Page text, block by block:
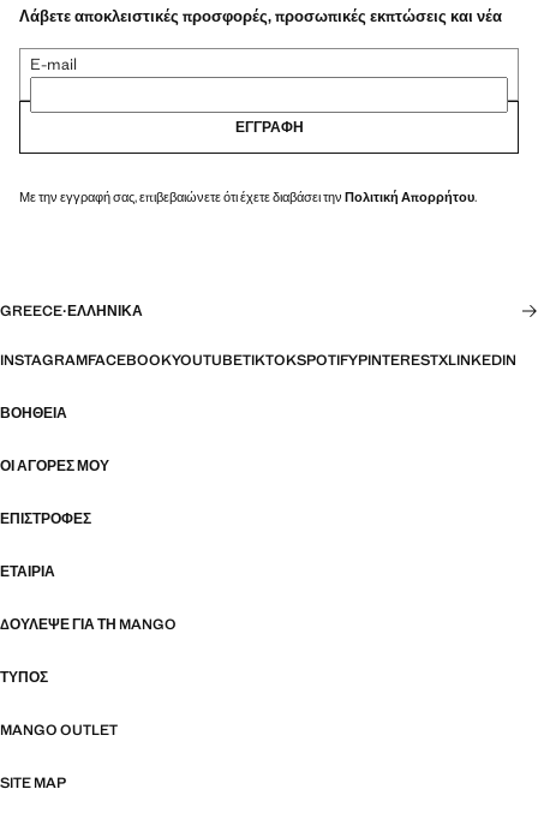
Λάβετε αποκλειστικές προσφορές, προσωπικές εκπτώσεις και νέα
E-mail
ΕΓΓΡΑΦΉ
Με την εγγραφή σας, επιβεβαιώνετε ότι έχετε διαβάσει την Πολιτική Απορρήτου.
GREECE·ΕΛΛΗΝΙΚΆ
INSTAGRAMFACEBOOKYOUTUBETIKTOKSPOTIFYPINTERESTXLINKEDIN
ΒΟΉΘΕΙΑ
ΟΙ ΑΓΟΡΈΣ ΜΟΥ
ΕΠΙΣΤΡΟΦΈΣ
ΕΤΑΙΡΊΑ
ΔΟΎΛΕΨΕ ΓΙΑ ΤΗ MANGO
ΤΎΠΟΣ
MANGO OUTLET
SITE MAP